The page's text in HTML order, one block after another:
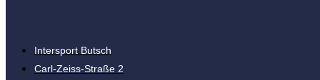
Intersport Butsch
Carl-Zeiss-Straße 2